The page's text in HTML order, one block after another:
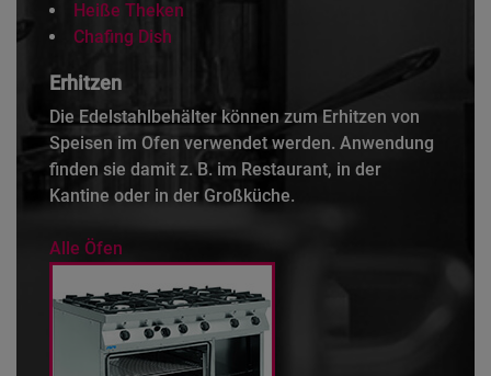
Heiße Theken
Chafing Dish
Erhitzen
Die Edelstahlbehälter können zum Erhitzen von
Speisen im Ofen verwendet werden. Anwendung
finden sie damit z. B. im Restaurant, in der
Kantine oder in der Großküche.
Alle Öfen